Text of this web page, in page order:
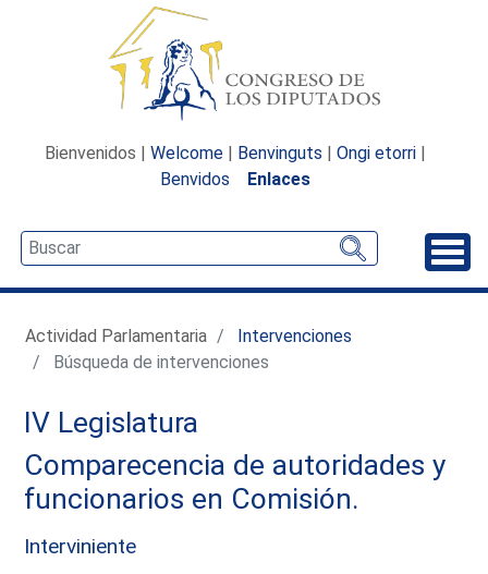
Bienvenidos | Welcome | Benvinguts | Ongi etorri |
Benvidos
Enlaces
Actividad Parlamentaria
Intervenciones
Búsqueda de intervenciones
IV Legislatura
Comparecencia de autoridades y
funcionarios en Comisión.
Interviniente